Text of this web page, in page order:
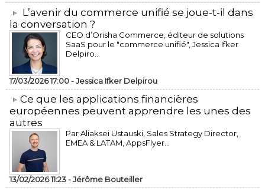
L’avenir du commerce unifié se joue-t-il dans
la conversation ?
CEO d’Orisha Commerce, éditeur de solutions
SaaS pour le "commerce unifié", Jessica Ifker
Delpiro...
17/03/2026 17:00 -Jessica Ifker Delpirou
​Ce que les applications financières
européennes peuvent apprendre les unes des
autres
Par Aliaksei Ustauski, Sales Strategy Director,
EMEA & LATAM, AppsFlyer...
13/02/2026 11:23 -Jérôme Bouteiller